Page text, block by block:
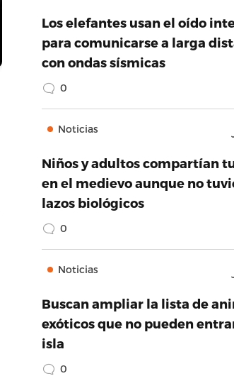
Los elefantes usan el oído
para comunicarse a larga
con ondas sísmicas
0
Noticias
Niños y adultos compartían
en el medievo aunque no
lazos biológicos
0
Noticias
Buscan ampliar la lista de
exóticos que no pueden
isla
0